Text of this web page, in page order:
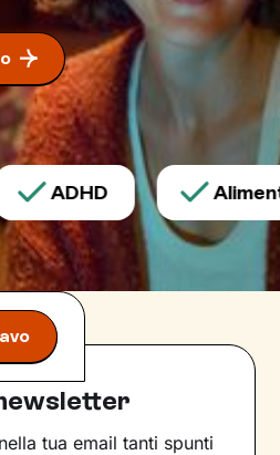
ADHD
tua email tanti spunti